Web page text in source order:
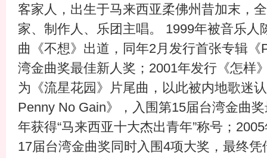
客家人，出生于马来西亚柔佛州昔加末，
家、制作人、乐团主唱。 1999年被音乐人
曲《不想》出道，同年2月发行首张专辑《
湾金曲奖最佳新人奖；2001年发行《怎样
为《流星花园》片尾曲，以此被内地歌迷
Penny No Gain》，入围第15届台湾金曲
年获得“马来西亚十大杰出青年”称号；
17届台湾金曲奖同时入围4项大奖，最终